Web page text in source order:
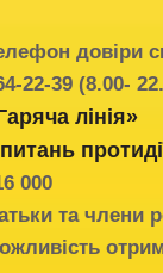
довіри
22-39 (8.00-
лінія»
000
та члени